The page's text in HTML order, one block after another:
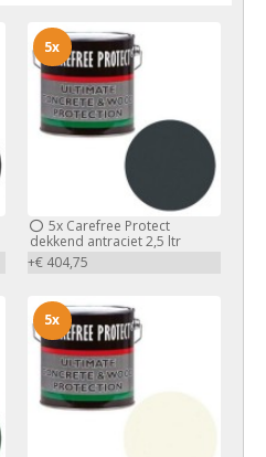
5xCarefree Protect
dekkend antraciet 2,5 ltr
+€ 404,75
5x
5x